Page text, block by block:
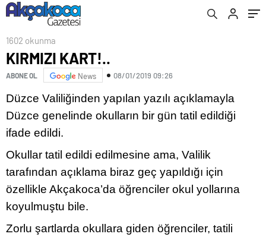
1602 okunma
KIRMIZI KART!..
ABONE OL News 08/01/2019 09:26
Düzce Valiliğinden yapılan yazılı açıklamayla
Düzce genelinde okulların bir gün tatil edildiği
ifade edildi.
Okullar tatil edildi edilmesine ama, Valilik
tarafından açıklama biraz geç yapıldığı için
özellikle Akçakoca’da öğrenciler okul yollarına
koyulmuştu bile.
Zorlu şartlarda okullara giden öğrenciler, tatili